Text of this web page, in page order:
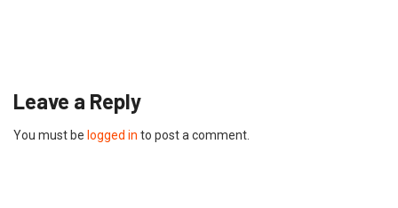
Leave a Reply
You must be logged in to post a comment.